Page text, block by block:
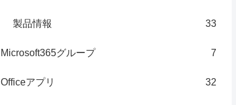
製品情報 33
Microsoft365グループ 7
Officeアプリ 32